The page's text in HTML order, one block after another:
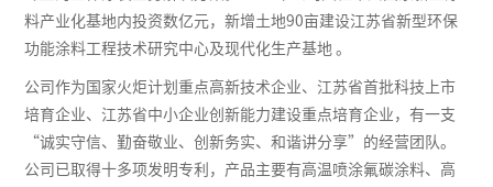
料产业化基地内投资数亿元，新增土地90亩建设江苏省新型环保
功能涂料工程技术研究中心及现代化生产基地 。
公司作为国家火炬计划重点高新技术企业、江苏省首批科技上市
培育企业、江苏省中小企业创新能力建设重点培育企业，有一支
“诚实守信、勤奋敬业、创新务实、和谐讲分享”的经营团队。
公司已取得十多项发明专利，产品主要有高温喷涂氟碳涂料、高